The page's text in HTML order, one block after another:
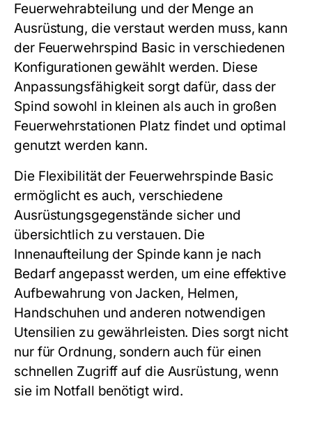
Feuerwehrabteilung und der Menge an
Ausrüstung, die verstaut werden muss, kann
der Feuerwehrspind Basic in verschiedenen
Konfigurationen gewählt werden. Diese
Anpassungsfähigkeit sorgt dafür, dass der
Spind sowohl in kleinen als auch in großen
Feuerwehrstationen Platz findet und optimal
genutzt werden kann.
Die Flexibilität der Feuerwehrspinde Basic
ermöglicht es auch, verschiedene
Ausrüstungsgegenstände sicher und
übersichtlich zu verstauen. Die
Innenaufteilung der Spinde kann je nach
Bedarf angepasst werden, um eine effektive
Aufbewahrung von Jacken, Helmen,
Handschuhen und anderen notwendigen
Utensilien zu gewährleisten. Dies sorgt nicht
nur für Ordnung, sondern auch für einen
schnellen Zugriff auf die Ausrüstung, wenn
sie im Notfall benötigt wird.